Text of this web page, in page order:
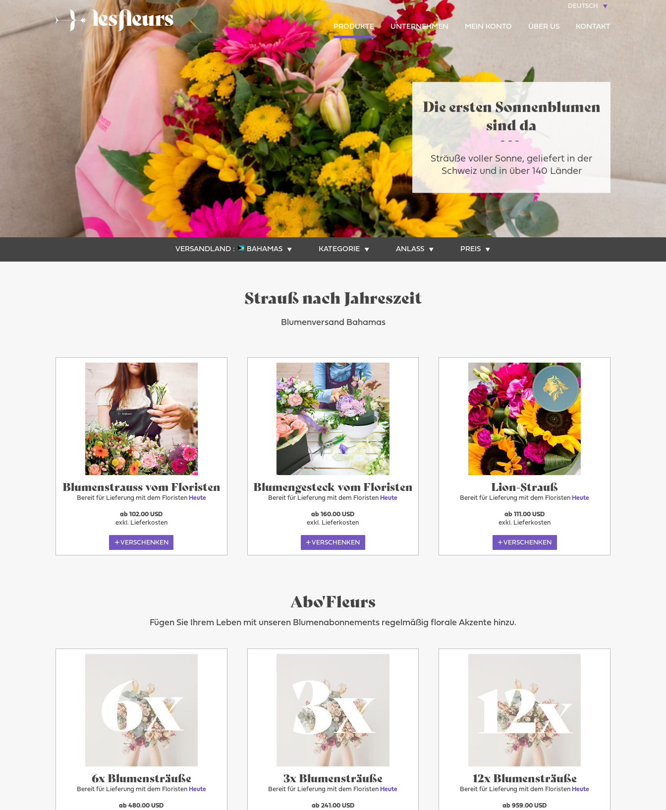
DEUTSCH
PRODUKTE UNTERNEHMEN MEIN KONTO ÜBER US KONTAKT
Die ersten Sonnenblumen
sind da
Sträuße voller Sonne, geliefert in der
Schweiz und in über 140 Länder
VERSANDLAND : BAHAMAS KATEGORIE ANLASS PREIS
Strauß nach Jahreszeit
Blumenversand Bahamas
Blumenstrauss vom Floristen
Bereit für Lieferung mit dem Floristen Heute
ab 102.00 USD
exkl. Lieferkosten
VERSCHENKEN
Blumengesteck vom Floristen
Bereit für Lieferung mit dem Floristen Heute
Heute
ab 160.00 USD
exkl. Lieferkosten
VERSCHENKEN
Lion-Strauß
Bereit für Lieferung mit dem Floristen Heute
ab 111.00 USD
exkl. Lieferkosten
VERSCHENKEN
Abo'Fleurs
Fügen Sie Ihrem Leben mit unseren Blumenabonnements regelmäßig florale Akzente hinzu.
6x Blumensträuße
Bereit für Lieferung mit dem Floristen Heute
ab 480.00 USD
3x Blumensträuße
Bereit für Lieferung mit dem Floristen Heute
ab 241.00 USD
12x Blumensträuße
Bereit für Lieferung mit dem Floristen Heute
ab 959.00 USD